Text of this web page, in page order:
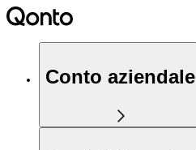
Conto aziendale